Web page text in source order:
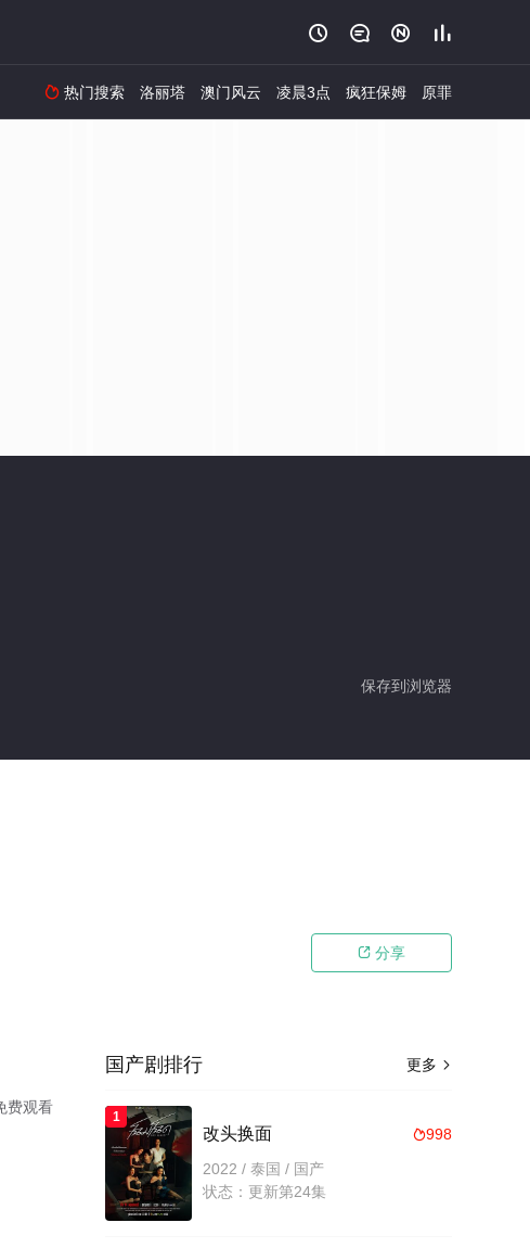
   
 热门搜索 洛丽塔 澳门风云 凌晨3点 疯狂保姆 原罪
保存到浏览器
 分享
费观看
更多 
国产剧排行
1
998
改头换面
2022 / 泰国 / 国产
状态：更新第24集